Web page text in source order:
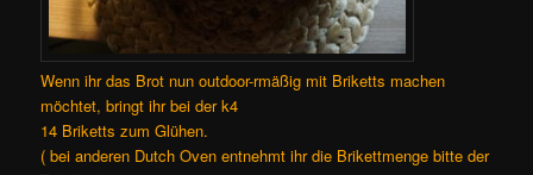
Wenn ihr das Brot nun outdoor-rmäßig mit Briketts machen
möchtet, bringt ihr bei der k4
14 Briketts zum Glühen.
( bei anderen Dutch Oven entnehmt ihr die Brikettmenge bitte der